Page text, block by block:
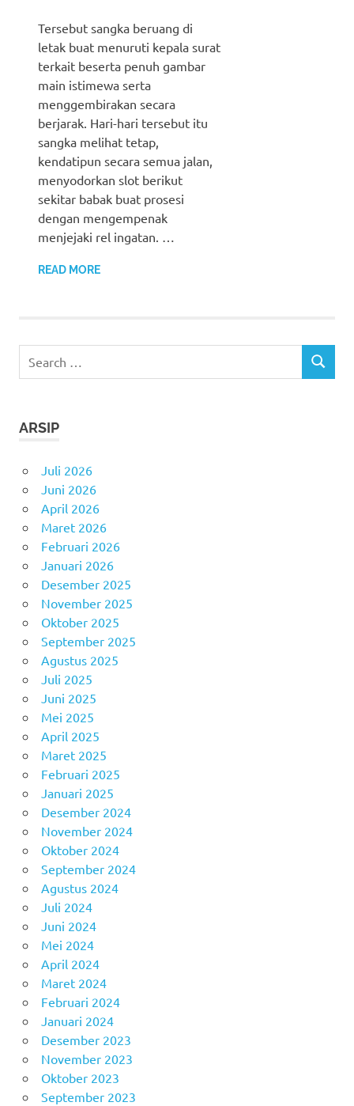
Tersebut sangka beruang di
letak buat menuruti kepala surat
terkait beserta penuh gambar
main istimewa serta
menggembirakan secara
berjarak. Hari-hari tersebut itu
sangka melihat tetap,
kendatipun secara semua jalan,
menyodorkan slot berikut
sekitar babak buat prosesi
dengan mengempenak
menjejaki rel ingatan. …
READ MORE
for:
SEARCH
ARSIP
Juli 2026
Juni 2026
April 2026
Maret 2026
Februari 2026
Januari 2026
Desember 2025
November 2025
Oktober 2025
September 2025
Agustus 2025
Juli 2025
Juni 2025
Mei 2025
April 2025
Maret 2025
Februari 2025
Januari 2025
Desember 2024
November 2024
Oktober 2024
September 2024
Agustus 2024
Juli 2024
Juni 2024
Mei 2024
April 2024
Maret 2024
Februari 2024
Januari 2024
Desember 2023
November 2023
Oktober 2023
September 2023